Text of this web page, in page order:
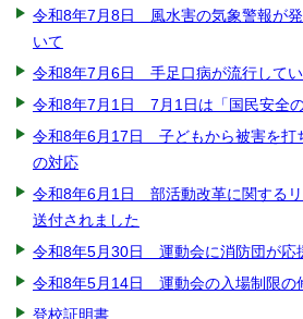
令和8年7月8日 風水害の気象警報が
いて
令和8年7月6日 手足口病が流行して
令和8年7月1日 7月1日は「国民安全
令和8年6月17日 子どもから被害を打
の対応
令和8年6月1日 部活動改革に関するリ
送付されました
令和8年5月30日 運動会に消防団が応
令和8年5月14日 運動会の入場制限の
登校証明書